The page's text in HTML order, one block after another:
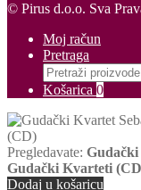
© Pirus d.o.o. Sva
Moj račun
Pretraga
Pretraži:
Košarica 0
Pregledavate:
Gudački Kvarteti
Dodaj u košaricu